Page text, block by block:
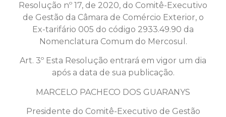
Resolução nº 17, de 2020, do Comitê-Executivo
de Gestão da Câmara de Comércio Exterior, o
Ex-tarifário 005 do código 2933.49.90 da
Nomenclatura Comum do Mercosul.
Art. 3º Esta Resolução entrará em vigor um dia
após a data de sua publicação.
MARCELO PACHECO DOS GUARANYS
Presidente do Comitê-Executivo de Gestão